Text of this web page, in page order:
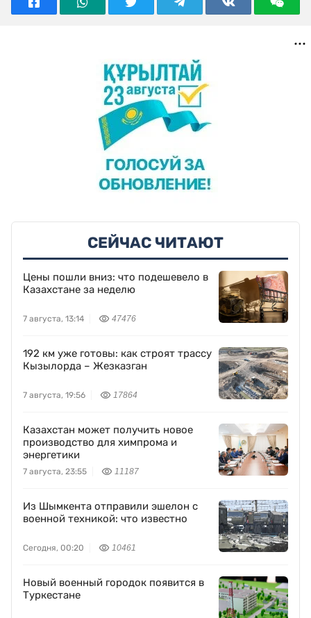
СЕЙЧАС ЧИТАЮТ
Цены пошли вниз: что подешевело в
Казахстане за неделю
7 августа, 13:14 47476
192 км уже готовы: как строят трассу
Кызылорда – Жезказган
7 августа, 19:56 17864
Казахстан может получить новое
производство для химпрома и
энергетики
7 августа, 23:55 11187
Из Шымкента отправили эшелон с
военной техникой: что известно
Сегодня, 00:20 10461
Новый военный городок появится в
Туркестане